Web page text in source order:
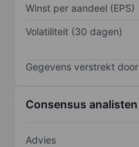
Winst per aandeel (EPS)
Volatiliteit (30 dagen)
Gegevens verstrekt door
Consensus analisten
Advies